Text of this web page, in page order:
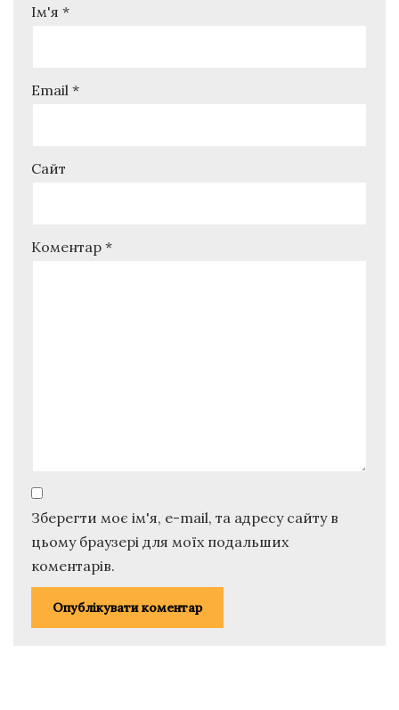
Ім'я *
Email *
Сайт
Коментар *
Зберегти моє ім'я, e-mail, та адресу сайту в
цьому браузері для моїх подальших
коментарів.